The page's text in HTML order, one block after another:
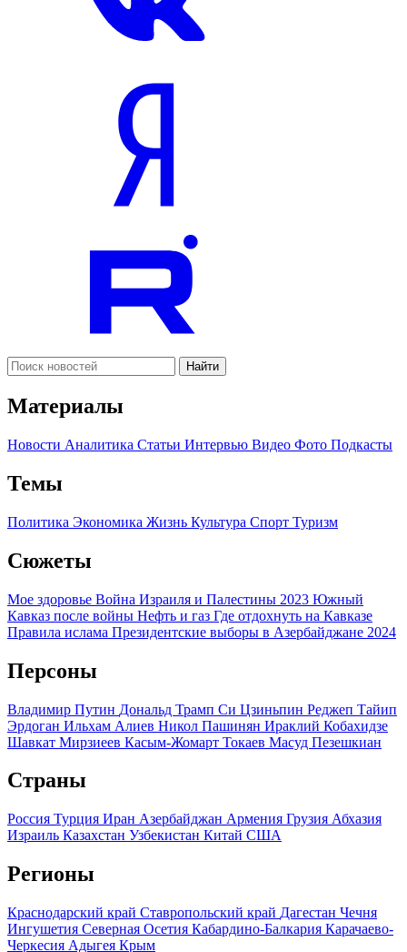
Найти
Материалы
Новости Аналитика Статьи Интервью Видео Фото Подкасты
Темы
Политика Экономика Жизнь Культура Спорт Туризм
Сюжеты
Мое здоровье Война Израиля и Палестины 2023 Южный
Кавказ после войны Нефть и газ Где отдохнуть на Кавказе
Правила ислама Президентские выборы в Азербайджане 2024
Персоны
Владимир Путин Дональд Трамп Си Цзиньпин Реджеп Тайип
Эрдоган Ильхам Алиев Никол Пашинян Ираклий Кобахидзе
Шавкат Мирзиеев Касым-Жомарт Токаев Масуд Пезешкиан
Страны
Россия Турция Иран Азербайджан Армения Грузия Абхазия
Израиль Казахстан Узбекистан Китай США
Регионы
Краснодарский край Ставропольский край Дагестан Чечня
Ингушетия Северная Осетия Кабардино-Балкария Карачаево-
Черкесия Адыгея Крым